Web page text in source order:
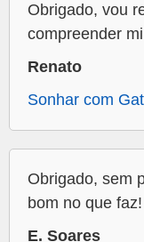
Obrigado, vou
compreender
Renato
Sonhar com
Obrigado, sem
bom no que faz!
E. Soares